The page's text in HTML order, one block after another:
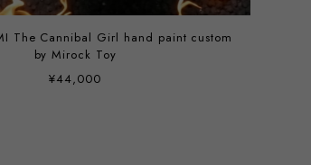
The Cannibal Girl hand paint custom
by Mirock Toy
¥44,000